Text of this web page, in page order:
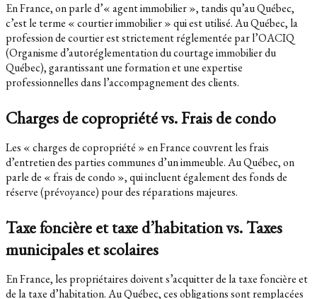
En France, on parle d’« agent immobilier », tandis qu’au Québec,
c’est le terme « courtier immobilier » qui est utilisé. Au Québec, la
profession de courtier est strictement réglementée par l’OACIQ
(Organisme d’autoréglementation du courtage immobilier du
Québec), garantissant une formation et une expertise
professionnelles dans l’accompagnement des clients.
Charges de copropriété vs. Frais de condo
Les « charges de copropriété » en France couvrent les frais
d’entretien des parties communes d’un immeuble. Au Québec, on
parle de « frais de condo », qui incluent également des fonds de
réserve (prévoyance) pour des réparations majeures.
Taxe foncière et taxe d’habitation vs. Taxes
municipales et scolaires
En France, les propriétaires doivent s’acquitter de la taxe foncière et
de la taxe d’habitation. Au Québec, ces obligations sont remplacées